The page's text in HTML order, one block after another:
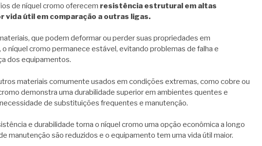
de níquel cromo oferecem resistência estrutural em altas
vida útil em comparação a outras ligas.
que podem deformar ou perder suas propriedades em
níquel cromo permanece estável, evitando problemas de falha e
dos equipamentos.
materiais comumente usados em condições extremas, como cobre ou
demonstra uma durabilidade superior em ambientes quentes e
de substituições frequentes e manutenção.
e durabilidade torna o níquel cromo uma opção econômica a longo
manutenção são reduzidos e o equipamento tem uma vida útil maior.